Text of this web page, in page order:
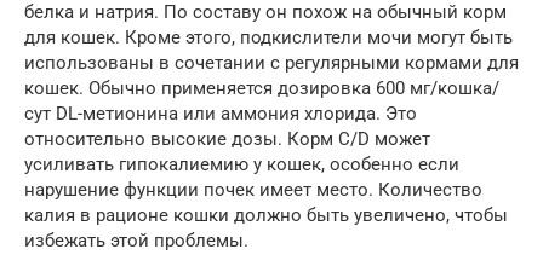
белка и натрия. По составу он похож на обычный корм
для кошек. Кроме этого, подкислители мочи могут быть
использованы в сочетании с регулярными кормами для
кошек. Обычно применяется дозировка 600 мг/кошка/
сут DL-метионина или аммония хлорида. Это
относительно высокие дозы. Корм C/D может
усиливать гипокалиемию у кошек, особенно если
нарушение функции почек имеет место. Количество
калия в рационе кошки должно быть увеличено, чтобы
избежать этой проблемы.